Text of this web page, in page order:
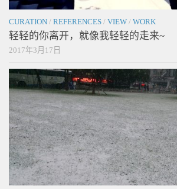
CURATION / REFERENCES / VIEW / WORK
轻轻的你离开，就像我轻轻的走来~
2017年3月17日